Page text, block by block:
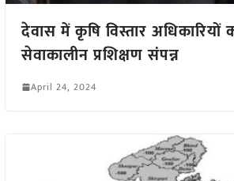
देवास में कृषि विस्तार अधिकारियों
सेवाकालीन प्रशिक्षण संपन्न
April 24, 2024